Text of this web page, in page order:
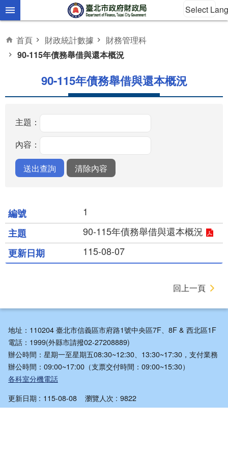
跳到主要內容區塊 Select
首頁 財政統計數據 財務管理科
90-115年債務舉借與還本概況
90-115年債務舉借與還本概況
主題：
內容：
1
90-115年債務舉借與還本概況
115-08-07
回上一頁
地址：110204 臺北市信義區市府路1號中央區7F、8F & 西北區1F
電話：1999(外縣市請撥02-27208889)
辦公時間：星期一至星期五08:30~12:30、13:30~17:30，支付業務
辦公時間：09:00~17:00（支票交付時間：09:00~15:30）
各科室分機電話
更新日期
115-08-08 瀏覽人次 9822